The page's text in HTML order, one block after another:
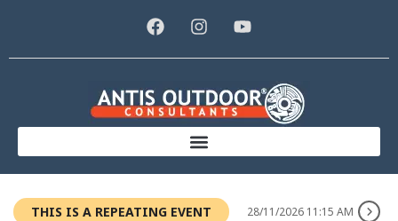
THIS IS A REPEATING EVENT 28/11/2026 11:15 AM